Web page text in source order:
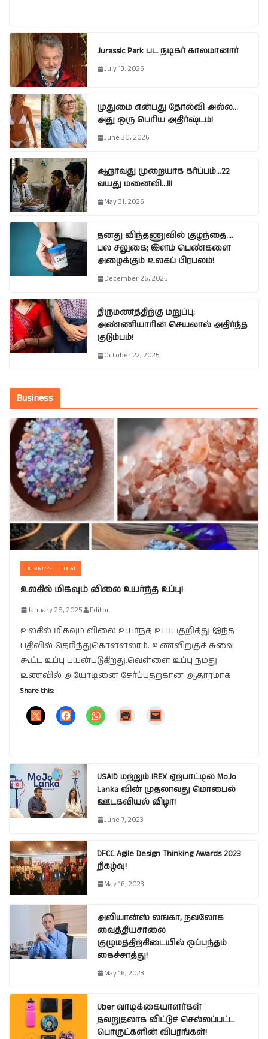
Jurassic Park பட நடிகர் காலமானார்
July 13, 2026
முதுமை என்பது தோல்வி அல்ல…
அது ஒரு பெரிய அதிர்ஷ்டம்!
June 30, 2026
ஆறாவது முறையாக கர்ப்பம்…22
வயது மனைவி…!!!
May 31, 2026
தனது விந்தணுவில் குழந்தை….
பல சலுகை; இளம் பெண்களை
அழைக்கும் உலகப் பிரபலம்!
December 26, 2025
திருமணத்திற்கு மறுப்பு;
அண்ணியாரின் செயலால் அதிர்ந்த
குடும்பம்!
October 22, 2025
Business
BUSINESS LOCAL
உலகில் மிகவும் விலை உயர்ந்த உப்பு!
January 28, 2025 Editor
உலகில் மிகவும் விலை உயர்ந்த உப்பு குறித்து இந்த
பதிவில் தெரிந்துகொள்ளலாம். உணவிற்குச் சுவை
கூட்ட உப்பு பயன்படுகிறது.வெள்ளை உப்பு நமது
உணவில் அயோடினை சேர்ப்பதற்கான ஆதாரமாக
Share this:
USAID மற்றும் IREX ஏற்பாட்டில் MoJo
Lanka வின் முதலாவது மொபைல்
ஊடகவியல் விழா!
June 7, 2023
DFCC Agile Design Thinking Awards 2023
நிகழ்வு!
May 16, 2023
அலியான்ஸ் லங்கா, நவலோக
வைத்தியசாலை
குழுமத்திற்கிடையில் ஒப்பந்தம்
கைச்சாத்து!
May 16, 2023
Uber வாடிக்கையாளர்கள்
தவறுதலாக விட்டுச் செல்லப்பட்ட
பொருட்களின் விபரங்கள்!